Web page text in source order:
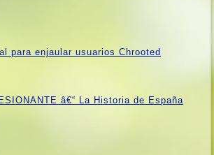
para enjaular usuarios Chrooted
â€“ La Historia de España